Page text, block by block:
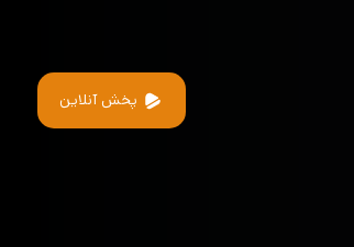
پخش آنلاین